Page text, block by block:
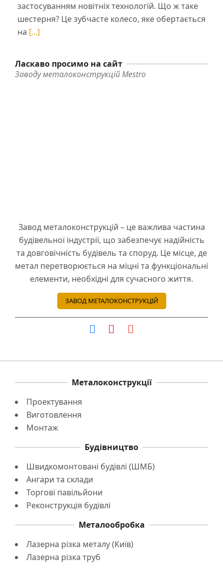
застосуванням новітніх технологій. Що ж таке
шестерня? Це зубчасте колесо, яке обертається
на [...]
Ласкаво просимо на сайт
Заводу металоконструкцій Mestro
Завод металоконструкцій – це важлива частина
будівельної індустрії, що забезпечує надійність
та довговічність будівель та споруд. Це місце, де
метал перетворюється на міцні та функціональні
елементи, необхідні для сучасного життя.
ЗАВОД МЕТАЛОКОНСТРУКЦІЙ
Металоконструкції
Проектування
Виготовлення
Монтаж
Будівництво
Швидкомонтовані будівлі (ШМБ)
Ангари та склади
Торгові павільйони
Реконструкція будівлі
Металообробка
Лазерна різка металу (Київ)
Лазерна різка труб